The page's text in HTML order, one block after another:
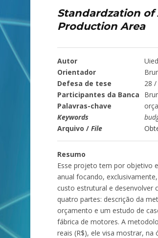
Standardzation of
Production Area
Autor
Orientador
Defesa de tese
28
Participantes da Banca
Palavras-chave
Keywords
Arquivo / File
Resumo
Esse projeto tem por objetivo
anual focando,
custo estrutural e desenvolver
quatro partes: descrição da
orçamento e um estudo de
fábrica de motores. A
reais (R$), ele visa mostrar,